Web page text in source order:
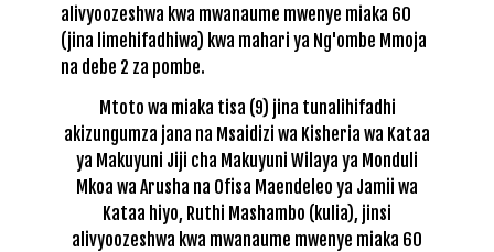
Mtoto wa miaka tisa (9) jina tunalihifadhi
akizungumza jana na Msaidizi wa Kisheria wa Kataa
ya Makuyuni Jiji cha Makuyuni Wilaya ya Monduli
Mkoa wa Arusha na Ofisa Maendeleo ya Jamii wa
Kataa hiyo, Ruthi Mashambo (kulia), jinsi
alivyoozeshwa kwa mwanaume mwenye miaka 60